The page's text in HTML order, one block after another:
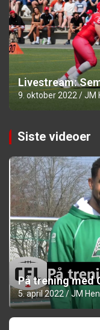
Livestream:
9. oktober 2022 JM
Siste videoer
På trening med
5. april 2022 JM